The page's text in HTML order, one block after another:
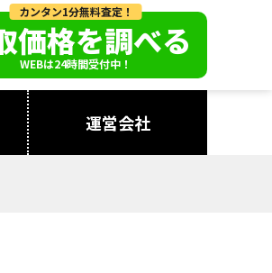
カンタン1分無料査定！
価格を調べる
WEBは24時間受付中！
運営会社